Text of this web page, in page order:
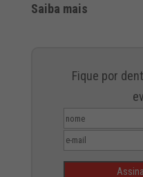
Saiba mais
Fique por